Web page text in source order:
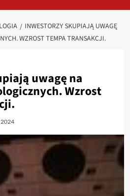
INWESTORZY SKUPIAJĄ UWAGĘ
WZROST TEMPA TRANSAKCJI.
uwagę na
Wzrost